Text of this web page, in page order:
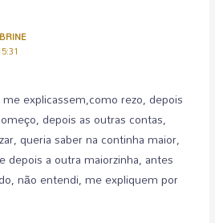
explicassem,como rezo, depois
depois as outras contas,
queria saber na continha maior,
depois a outra maiorzinha, antes
não entendi, me expliquem por